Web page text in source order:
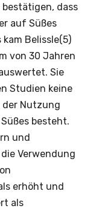
dass
auf Süßes
Belissle(5)
von 30 Jahren
Sie
Studien keine
der Nutzung
besteht.
und
Verwendung
erhöht und
als